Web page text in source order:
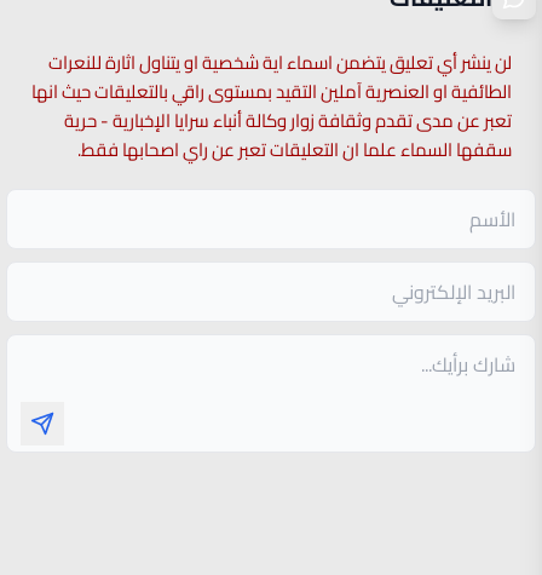
لن ينشر أي تعليق يتضمن اسماء اية شخصية او يتناول اثارة للنعرات
الطائفية او العنصرية آملين التقيد بمستوى راقي بالتعليقات حيث انها
تعبر عن مدى تقدم وثقافة زوار وكالة أنباء سرايا الإخبارية - حرية
سقفها السماء علما ان التعليقات تعبر عن راي اصحابها فقط.